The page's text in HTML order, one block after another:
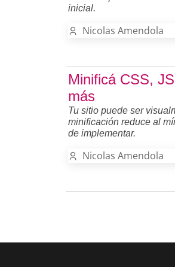
inicial.
Nicolas Amendola
Minificá CSS,
más
Tu sitio puede ser
minificación reduce al
de implementar.
Nicolas Amendola